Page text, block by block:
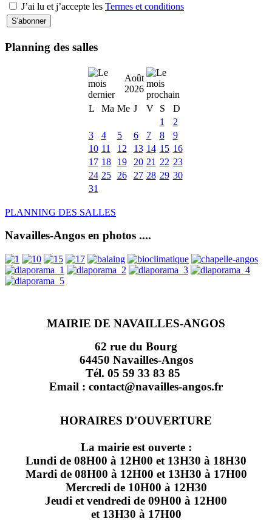
J’ai lu et j’accepte les Termes et conditions
Planning des salles
Août
2026
L
Ma Me J V S
D
1
2
3
4 5 6 7 8
9
10 11 12 13 14 15 16
17 18 19 20 21 22 23
24 25 26 27 28 29 30
31
PLANNING DES SALLES
Navailles-Angos en photos ....
MAIRIE DE NAVAILLES-ANGOS
62 rue du Bourg
64450 Navailles-Angos
Tél. 05 59 33 83 85
Email : contact@navailles-angos.fr
HORAIRES D'OUVERTURE
La mairie est ouverte :
Lundi de 08H00 à 12H00 et 13H30 à 18H30
Mardi de 08H00 à 12H00 et 13H30 à 17H00
Mercredi de 10H00 à 12H30
Jeudi et vendredi de 09H00 à 12H00
et 13H30 à 17H00